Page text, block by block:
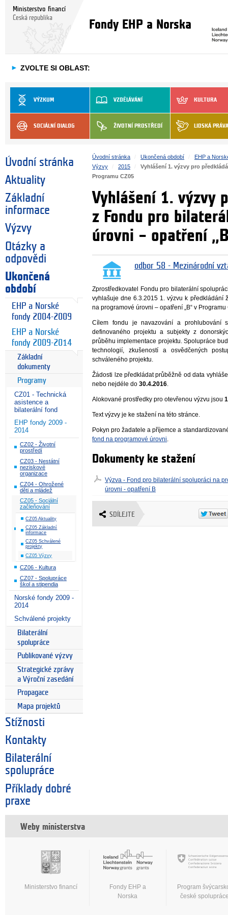
Ministerstvo financí
Česká republika
Fondy EHP a Norska
► ZVOLTE SI OBLAST:
VÝZKUM VZDĚLÁVÁNÍ KULTURA
SOCIÁLNÍ DIALOG ŽIVOTNÍ PROSTŘEDÍ LIDSKÁ PRÁVA
Úvodní stránka
Aktuality
Základní
informace
Výzvy
Otázky a
odpovědi
Ukončená
období
EHP a Norské
fondy 2004-2009
EHP a Norské
fondy 2009-2014
Základní
dokumenty
Programy
CZ01 - Technická
asistence a
bilaterální fond
EHP fondy 2009 -
2014
CZ02 - Životní
prostředí
CZ03 - Nestátní
neziskové
organizace
CZ04 - Ohrožené
děti a mládež
CZ05 - Sociální
začleňování
CZ05 Aktuality
CZ05 Základní
informace
CZ05 Schválené
projekty
CZ05 Výzvy
CZ06 - Kultura
CZ07 - Spolupráce
škol a stipendia
Norské fondy 2009 -
2014
Schválené projekty
Bilaterální
spolupráce
Publikované výzvy
Strategické zprávy
a Výroční zasedání
Propagace
Mapa projektů
Stížnosti
Kontakty
Bilaterální
spolupráce
Příklady dobré
praxe
Úvodní stránka Ukončená období
EHP a
Výzvy
2015
Vyhlášení 1. výzvy pro
Programu CZ05
Vyhlášení 1. výzvy
z Fondu pro
úrovni – opatření
odbor 58 - Mezinárodní
Zprostředkovatel Fondu pro bilaterální
vyhlašuje dne 6.3.2015 1. výzvu k předkládání
na programové úrovni – opatření „B“ v
Cílem fondu je navazování a prohlubování
definovaného projektu a subjekty z
průběhu implementace projektu. Spolupráce
technologií, zkušeností a osvědčených
schváleného projektu.
Žádosti lze předkládat průběžně od data
nebo nejdéle do30.4.2016
Alokované prostředky pro otevřenou výzvu jsou
Text výzvy je ke stažení na této stránce.
Pokyn pro žadatele a příjemce a
fond na programové úrovni
Dokumenty ke stažení
Výzva - Fond pro bilaterální spolupráci na
úrovni - opatření B
SDÍLEJTE
Weby ministerstva
Ministerstvo financí
Fondy EHP a
Norska
Program
české